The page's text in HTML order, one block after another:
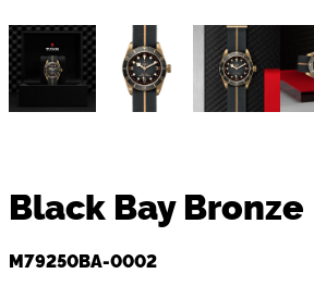
Black Bay Bronze
M79250BA-0002